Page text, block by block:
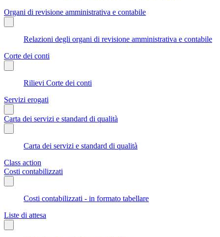
Organi di revisione amministrativa e contabile
Relazioni degli organi di revisione amministrativa e contabile
Corte dei conti
Rilievi Corte dei conti
Servizi erogati
Carta dei servizi e standard di qualità
Carta dei servizi e standard di qualità
Class action
Costi contabilizzati
Costi contabilizzati - in formato tabellare
Liste di attesa